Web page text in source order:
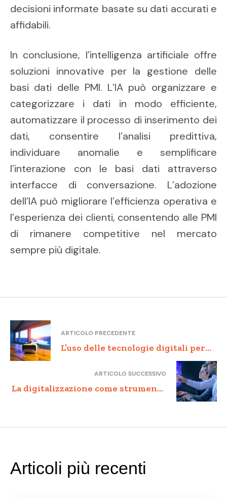
decisioni informate basate su dati accurati e
affidabili.
In conclusione, l’intelligenza artificiale offre
soluzioni innovative per la gestione delle
basi dati delle PMI. L’IA può organizzare e
categorizzare i dati in modo efficiente,
automatizzare il processo di inserimento dei
dati, consentire l’analisi predittiva,
individuare anomalie e semplificare
l’interazione con le basi dati attraverso
interfacce di conversazione. L’adozione
dell’IA può migliorare l’efficienza operativa e
l’esperienza dei clienti, consentendo alle PMI
di rimanere competitive nel mercato
sempre più digitale.
ARTICOLO PRECEDENTE
L’uso delle tecnologie digitali per
ARTICOLO SUCCESSIVO
La digitalizzazione come strumento
Articoli più recenti